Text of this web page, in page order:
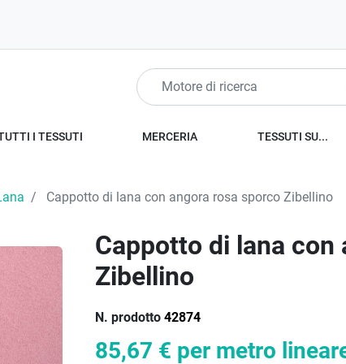
I TESSUTI MERCERIA TESSUTI SU...
Cappotto di lana con angora rosa sporco Zibellino
Cappotto di lana con
Zibellino
N. prodotto 42874
85,67 € per metro